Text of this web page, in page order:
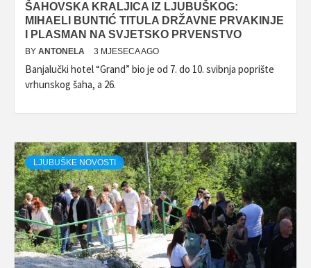
ŠAHOVSKA KRALJICA IZ LJUBUŠKOG:
MIHAELI BUNTIĆ TITULA DRŽAVNE PRVAKINJE
I PLASMAN NA SVJETSKO PRVENSTVO
BY ANTONELA 3 MJESECA AGO
Banjalučki hotel “Grand” bio je od 7. do 10. svibnja poprište
vrhunskog šaha, a 26.
LJUBUŠKE NOVOSTI